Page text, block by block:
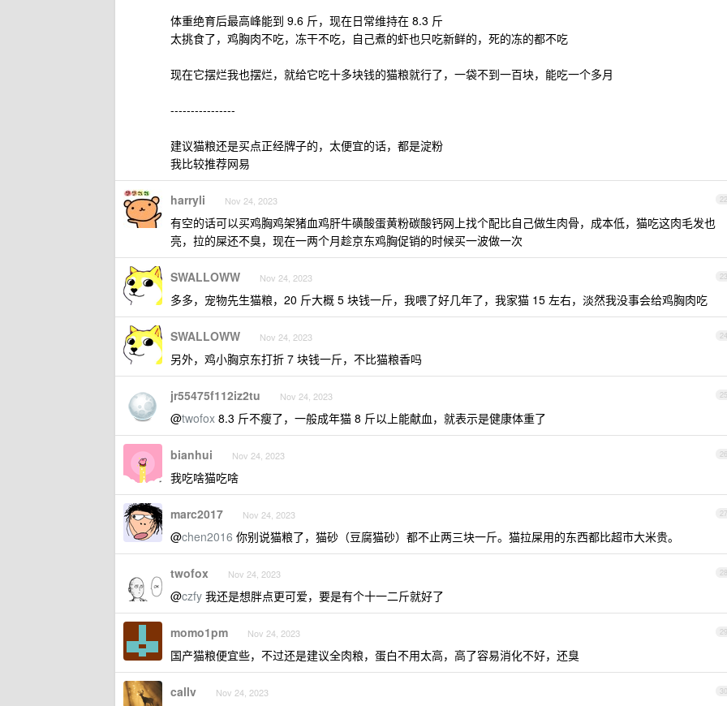
体重绝育后最高峰能到 9.6 斤，现在日常维持在 8.3 斤
太挑食了，鸡胸肉不吃，冻干不吃，自己煮的虾也只吃新鲜的，死的冻的都不吃
现在它摆烂我也摆烂，就给它吃十多块钱的猫粮就行了，一袋不到一百块，能吃一个多月
----------------
建议猫粮还是买点正经牌子的，太便宜的话，都是淀粉
我比较推荐网易
22
harryli Nov 24, 2023
有空的话可以买鸡胸鸡架猪血鸡肝牛磺酸蛋黄粉碳酸钙网上找个配比自己做生肉骨，成本低，猫吃这肉毛发也
亮，拉的屎还不臭，现在一两个月趁京东鸡胸促销的时候买一波做一次
23
SWALLOWW Nov 24, 2023
多多，宠物先生猫粮，20 斤大概 5 块钱一斤，我喂了好几年了，我家猫 15 左右，淡然我没事会给鸡胸肉吃
24
SWALLOWW Nov 24, 2023
另外，鸡小胸京东打折 7 块钱一斤，不比猫粮香吗
25
jr55475f112iz2tu Nov 24, 2023
@twofox 8.3 斤不瘦了，一般成年猫 8 斤以上能献血，就表示是健康体重了
26
bianhui Nov 24, 2023
我吃啥猫吃啥
27
marc2017 Nov 24, 2023
@chen2016 你别说猫粮了，猫砂（豆腐猫砂）都不止两三块一斤。猫拉屎用的东西都比超市大米贵。
28
twofox Nov 24, 2023
@czfy 我还是想胖点更可爱，要是有个十一二斤就好了
29
momo1pm Nov 24, 2023
国产猫粮便宜些，不过还是建议全肉粮，蛋白不用太高，高了容易消化不好，还臭
30
callv Nov 24, 2023